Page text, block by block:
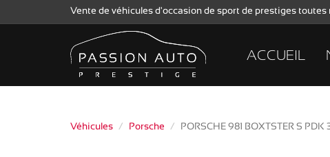
Vente de véhicules d'occasion de sport de prestiges toutes
ACCUEIL
Véhicules Porsche PORSCHE 981 BOXTSTER S PDK